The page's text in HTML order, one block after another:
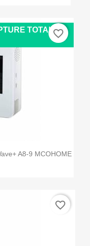
A8-9 MCOHOME
TOTALEfavorite_border
favorite_border